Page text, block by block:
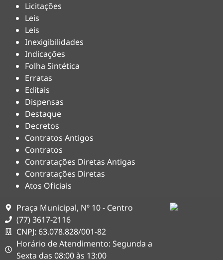
Licitações
Leis
Leis
Inexigibilidades
Indicações
Folha Sintética
Erratas
Editais
Dispensas
Destaque
Decretos
Contratos Antigos
Contratos
Contratações Diretas Antigas
Contratações Diretas
Atos Oficiais
Praça Municipal, Nº 10 - Centro
(77) 3617-2116
CNPJ: 63.078.828/001-82
Horário de Atendimento: Segunda a
Sexta das 08:00 às 13:00